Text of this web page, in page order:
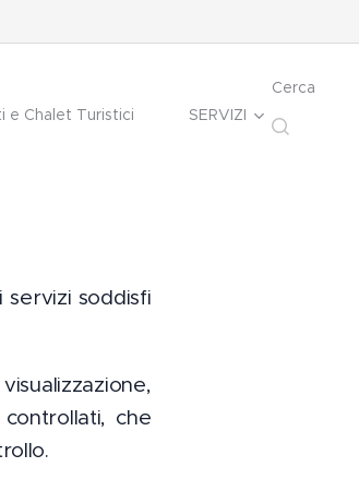
e Chalet Turistici SERVIZI
Cerca
soddisfi
che